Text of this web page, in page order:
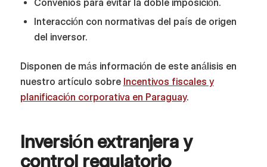
Convenios para evitar la doble imposición.
Interacción con normativas del país de origen
del inversor.
Disponen de más información de este análisis en
nuestro artículo sobre Incentivos fiscales y
planificación corporativa en Paraguay.
Inversión extranjera y
control regulatorio